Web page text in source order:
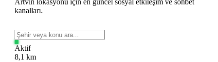
kanalları.
Aktif
8,1 km